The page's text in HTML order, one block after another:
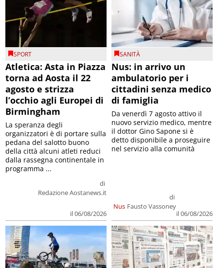
SPORT
Atletica: Asta in Piazza
torna ad Aosta il 22
agosto e strizza
l’occhio agli Europei di
Birmingham
di
Redazione Aostanews.it
il 06/08/2026
La speranza degli
organizzatori è di portare sulla
pedana del salotto buono
della città alcuni atleti reduci
dalla rassegna continentale in
programma ...
SANITÀ
Nus: in arrivo un
ambulatorio per i
cittadini senza medico
di famiglia
Nus
di
Fausto Vassoney
il 06/08/2026
Da venerdì 7 agosto attivo il
nuovo servizio medico, mentre
il dottor Gino Sapone si è
detto disponibile a proseguire
nel servizio alla comunità